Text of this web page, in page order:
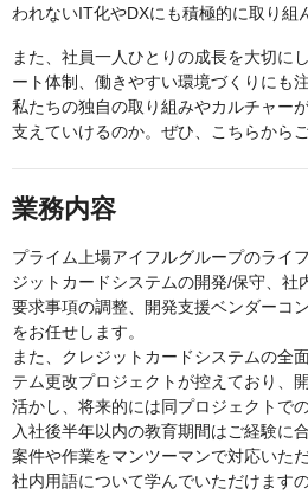
われないIT化やDXにも積極的に取り組
また、社員一人ひとりの成長を大切に
ート体制、働きやすい環境づくりにも
私たちの独自の取り組みやカルチャー
支えていけるのか。ぜひ、こちらから
業務内容
プライム上場アイフルグループのライ
ジットカードシステムの開発/保守、社
要求事項の調整、開発支援ベンダーコ
をお任せします。
また、クレジットカードシステムの全
テム更改プロジェクトが控えており、
活かし、将来的には同プロジェクトで
入社後半年以内の教育期間はご経験に
案件や作業をマンツーマンで対応いた
社内用語について学んでいただけます